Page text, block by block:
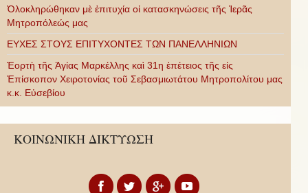
Ὁλοκληρώθηκαν μὲ ἐπιτυχία οἱ κατασκηνώσεις τῆς Ἱερᾶς
Μητροπόλεώς μας
ΕΥΧΕΣ ΣΤΟΥΣ ΕΠΙΤΥΧΟΝΤΕΣ ΤΩΝ ΠΑΝΕΛΛΗΝΙΩΝ
Ἑορτὴ τῆς Ἁγίας Μαρκέλλης καὶ 31η ἐπέτειος τῆς εἰς
Ἐπίσκοπον Χειροτονίας τοῦ Σεβασμιωτάτου Μητροπολίτου μας
κ.κ. Εὐσεβίου
ΚΟΙΝΩΝΙΚΗ ΔΙΚΤΥΩΣΗ